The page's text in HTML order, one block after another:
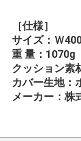
［仕様］
サイズ：Ｗ
重 量：1070g
クッション素
カバー生地：
メーカー：株